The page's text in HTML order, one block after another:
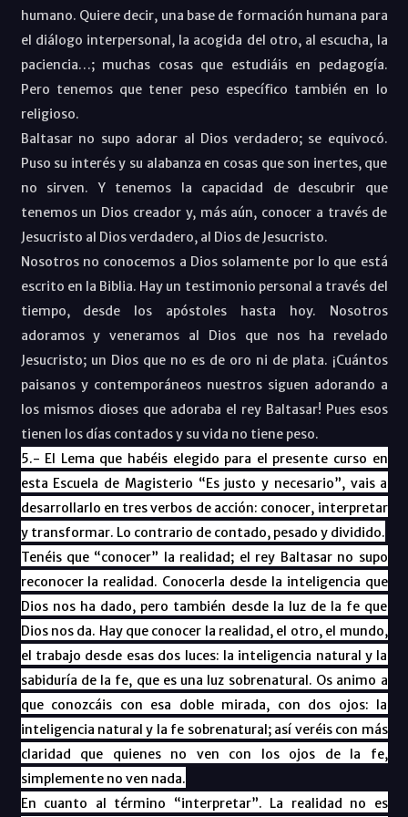
humano. Quiere decir, una base de formación humana para
el diálogo interpersonal, la acogida del otro, al escucha, la
paciencia…; muchas cosas que estudiáis en pedagogía.
Pero tenemos que tener peso específico también en lo
religioso.
Baltasar no supo adorar al Dios verdadero; se equivocó.
Puso su interés y su alabanza en cosas que son inertes, que
no sirven. Y tenemos la capacidad de descubrir que
tenemos un Dios creador y, más aún, conocer a través de
Jesucristo al Dios verdadero, al Dios de Jesucristo.
Nosotros no conocemos a Dios solamente por lo que está
escrito en la Biblia. Hay un testimonio personal a través del
tiempo, desde los apóstoles hasta hoy. Nosotros
adoramos y veneramos al Dios que nos ha revelado
Jesucristo; un Dios que no es de oro ni de plata. ¡Cuántos
paisanos y contemporáneos nuestros siguen adorando a
los mismos dioses que adoraba el rey Baltasar! Pues esos
tienen los días contados y su vida no tiene peso.
5.- El Lema que habéis elegido para el presente curso en
esta Escuela de Magisterio “Es justo y necesario”, vais a
desarrollarlo en tres verbos de acción: conocer, interpretar
y transformar. Lo contrario de contado, pesado y dividido.
Tenéis que “conocer” la realidad; el rey Baltasar no supo
reconocer la realidad. Conocerla desde la inteligencia que
Dios nos ha dado, pero también desde la luz de la fe que
Dios nos da. Hay que conocer la realidad, el otro, el mundo,
el trabajo desde esas dos luces: la inteligencia natural y la
sabiduría de la fe, que es una luz sobrenatural. Os animo a
que conozcáis con esa doble mirada, con dos ojos: la
inteligencia natural y la fe sobrenatural; así veréis con más
claridad que quienes no ven con los ojos de la fe,
simplemente no ven nada.
En cuanto al término “interpretar”. La realidad no es